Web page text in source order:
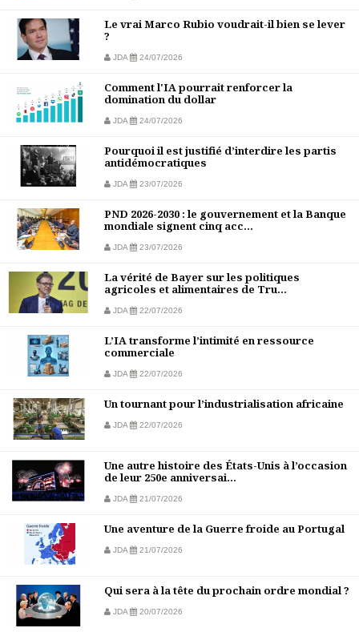
Le vrai Marco Rubio voudrait-il bien se lever
?
JDA 24/07/2026
Comment l'IA pourrait renforcer la
domination du dollar
JDA 24/07/2026
Pourquoi il est justifié d’interdire les partis
antidémocratiques
JDA 23/07/2026
PND 2026-2030 : le gouvernement et la Banque
mondiale signent cinq acc...
JDA 23/07/2026
La vérité de Bayer sur les politiques
agricoles et alimentaires de Tru...
JDA 22/07/2026
L’IA transforme l’intimité en ressource
commerciale
JDA 22/07/2026
Un tournant pour l’industrialisation africaine
JDA 22/07/2026
Une autre histoire des États-Unis à l’occasion
de leur 250e anniversai...
JDA 21/07/2026
Une aventure de la Guerre froide au Portugal
JDA 21/07/2026
Qui sera à la tête du prochain ordre mondial ?
JDA 20/07/2026